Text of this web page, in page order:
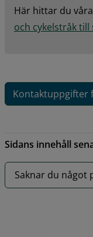
Här hittar du våra
och cykelstråk till
Kontaktuppgifter
Sidans innehåll
Saknar du något